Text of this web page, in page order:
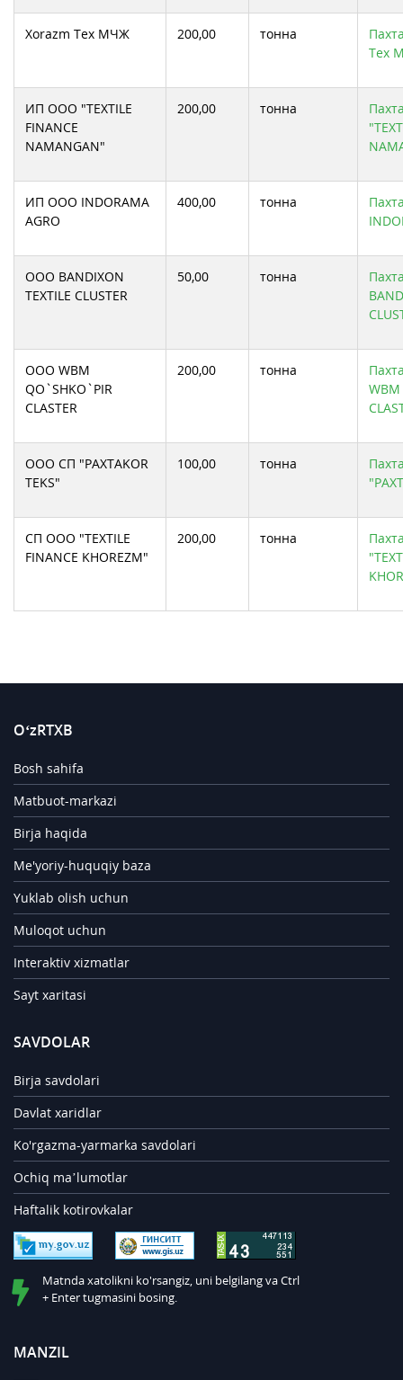
Xorazm Tex МЧЖ 200,00 тонна
Tex
ИП ООО "TEXTILE
FINANCE
NAMANGAN"
200,00 тонна
ИП ООО INDORAMA
AGRO
400,00 тонна
ООО BANDIXON
TEXTILE CLUSTER
50,00 тонна
ООО WBM
QO`SHKO`PIR
CLASTER
200,00 тонна
ООО СП "PAXTAKOR
TEKS"
100,00 тонна
СП ООО "TEXTILE
FINANCE KHOREZM"
200,00 тонна
O‘zRTXB
Bosh sahifa
Matbuot-markazi
Birja haqida
Me'yoriy-huquqiy baza
Yuklab olish uchun
Muloqot uchun
Interaktiv xizmatlar
Sayt xaritasi
SAVDOLAR
Birja savdolari
Davlat xaridlar
Ko'rgazma-yarmarka savdolari
Ochiq ma’lumotlar
Haftalik kotirovkalar
Matnda xatolikni ko'rsangiz, uni belgilang va Ctrl
+ Enter tugmasini bosing.
MANZIL